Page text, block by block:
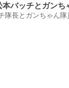
本バッチとガ
隊長とガンちゃん隊